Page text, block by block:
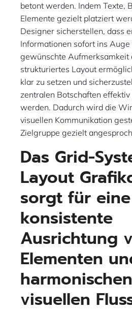
betont werden. Indem Texte,
Elemente gezielt platziert
Designer sicherstellen, dass
Informationen sofort ins Auge
gewünschte Aufmerksamkeit
strukturiertes Layout
klar zu setzen und
zentralen Botschaften
werden. Dadurch wird die
visuellen Kommunikation
Zielgruppe gezielt
Das Grid-
Layout
sorgt für eine
konsistente
Ausrichtung
Elementen
harmonischen
visuellen